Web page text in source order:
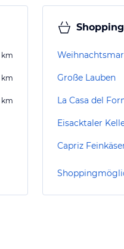
km
km
km
Shopping
Große Lauben
La Casa del
Eisacktaler
Capriz